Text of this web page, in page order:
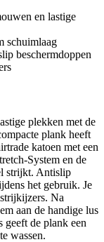
en lastige
schuimlaag
beschermdoppen
plekken met de
plank heeft
katoen met een
System en de
strijkt. Antislip
het gebruik. Je
Na
aan de handige lus
geeft de plank een
wassen.